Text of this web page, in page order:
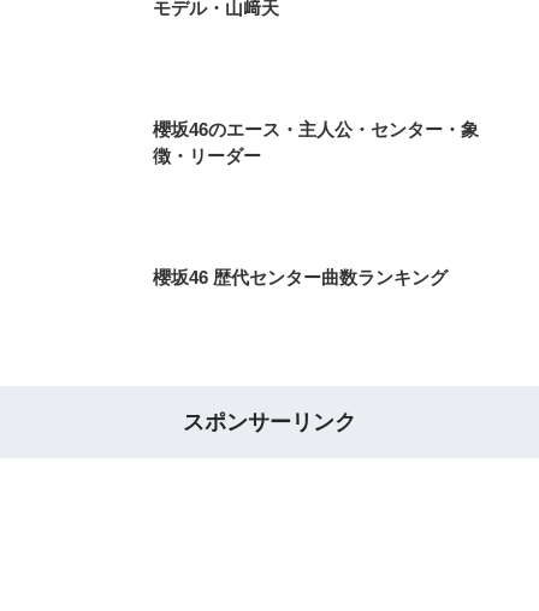
モデル・山﨑天
櫻坂46のエース・主人公・センター・象
徴・リーダー
櫻坂46 歴代センター曲数ランキング
スポンサーリンク